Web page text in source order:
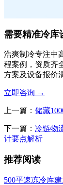
需要精准冷库
浩爽制冷专注中
程案例，资质齐
方案及设备报价
立即咨询 →
上一篇： 储藏
下一篇： 冷链物
计要点解析
推荐阅读
500平速冻冷库